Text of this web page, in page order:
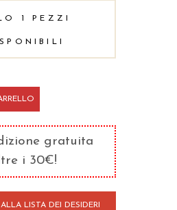
1 PEZZI
gratuita
i 30€!
LISTA DEI DESIDERI